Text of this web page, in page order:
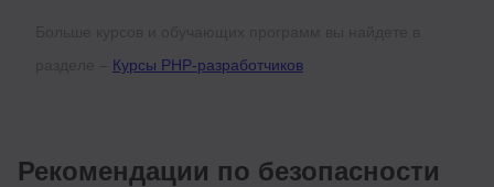
Курсы PHP-разработчиков
Рекомендации по безопасности